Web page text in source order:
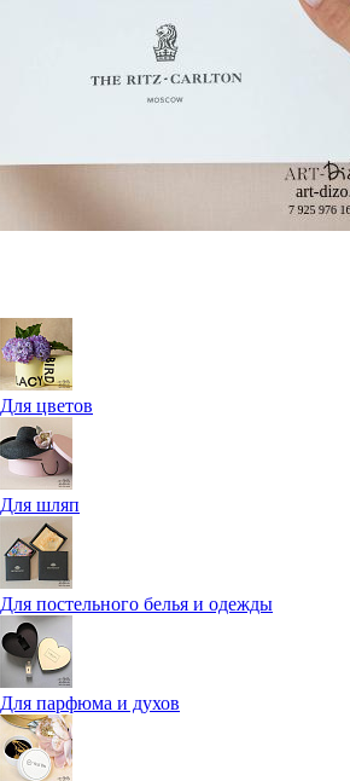
Для цветов
Для шляп
Для постельного белья и одежды
Для парфюма и духов